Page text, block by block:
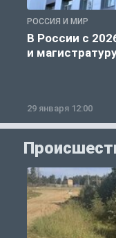
РОССИЯ И МИР
В России с
и
29 января 12:00